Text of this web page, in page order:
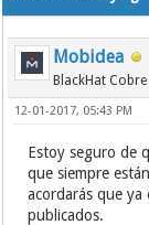
Mobidea
BlackHat Cobre
12-01-2017, 05:43 PM
Estoy seguro de
que siempre
acordarás que
publicados.